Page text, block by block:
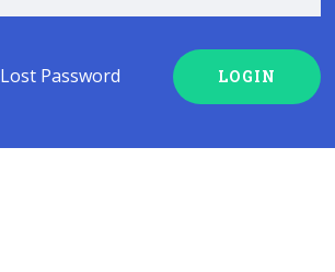
Lost Password LOGIN